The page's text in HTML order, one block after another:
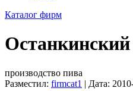
Каталог фирм
производство пива
Разместил: firmcat1 | Дата: